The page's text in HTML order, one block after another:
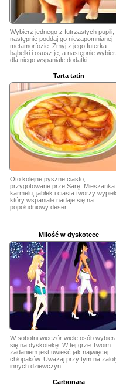
Wybierz jednego z futrzastych pupili,
następnie poddaj go niezapomnianej
metamorfozie. Zmyj z jego futerka
bąbelki i osusz je, a następnie
dla niego wspaniałe dodatki.
Tarta tatin
Oto kolejne pyszne ciasto,
przygotowane prze Sarę. Mieszanka
karmelu, jabłek i ciasta tworzy
który wspaniale nadaje się na
popołudniowy deser.
Miłość w dyskotece
W sobotni wieczór wiele osób
się na dyskotekę. W tej grze Twoim
zadaniem jest uwieść jak najwięcej
chłopaków. Uważaj przy tym na
innych dziewczyn.
Carbonara